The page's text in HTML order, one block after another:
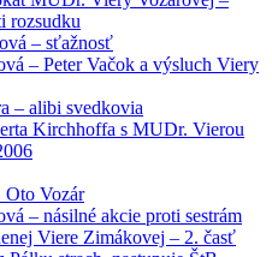
rozsudku
– sťažnosť
– Peter Vačok a výsluch Viery
– alibi svedkovia
Kirchhoffa s MUDr. Vierou
Vozár
– násilné akcie proti sestrám
Viere Zimákovej – 2. časť